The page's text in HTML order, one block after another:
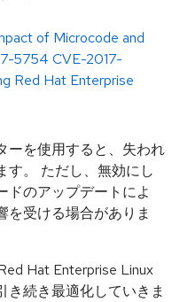
of Microcode and
5754 CVE-2017-
Red Hat Enterprise
ーを使用すると、失われ
す。 ただし、無効にし
ドのアップデートによ
を受ける場合がありま
Hat Enterprise Linux
き続き最適化していきま